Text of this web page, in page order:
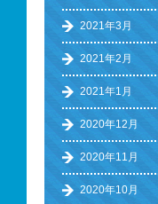
2021年3月
2021年2月
2021年1月
2020年12月
2020年11月
2020年10月